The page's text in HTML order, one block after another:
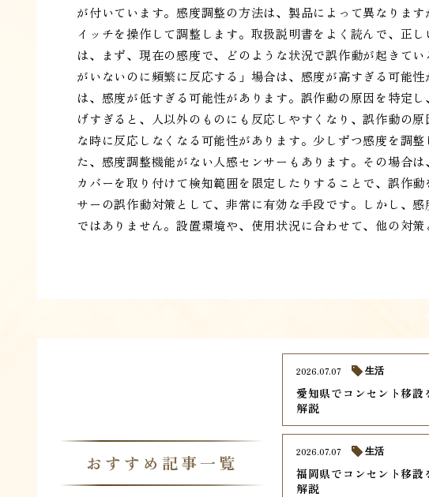
が付いています。感度調整の方法は、製品によって異なりま
イッチを操作して調整します。取扱説明書をよく読んで、正
は、まず、現在の感度で、どのような状況で誤作動が起きて
がいないのに頻繁に反応する」場合は、感度が高すぎる可能
は、感度が低すぎる可能性があります。誤作動の原因を特定
げすぎると、人以外のものにも反応しやすくなり、誤作動の
な時に反応しなくなる可能性があります。少しずつ感度を調
た、感度調整機能がない人感センサーもあります。その場合
カバーを取り付けて検知範囲を限定したりすることで、誤作
サーの誤作動対策として、非常に有効な手段です。しかし、
ではありません。設置環境や、使用状況に合わせて、他の対策
おすすめ記事一覧
愛知県でコンセント移設
解説
2026.07.07 生活
福岡県でコンセント移設
解説
2026.07.07 生活